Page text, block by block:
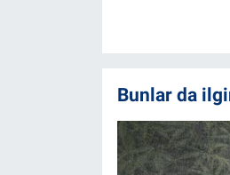
Bunlar da